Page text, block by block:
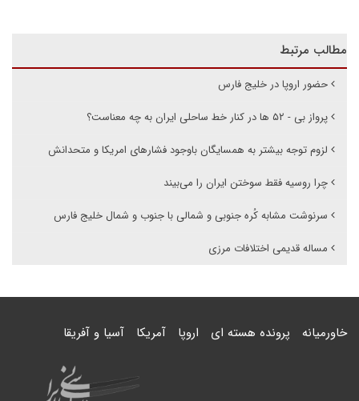
مطالب مرتبط
حضور اروپا در خلیج فارس
پرواز بی - ۵۲ ها در کنار خط ساحلی ایران به چه معناست؟
لزوم توجه بیشتر به همسایگان باوجود فشارهای امریکا و متحدانش
چرا روسیه فقط سوختن ایران را می‌بیند
سرنوشت مشابه کُره جنوبی و شمالی با جنوب و شمال خلیج فارس
مساله قدیمی اختلافات مرزی
خاورمیانه پرونده هسته ای اروپا آمریکا آسیا و آفریقا